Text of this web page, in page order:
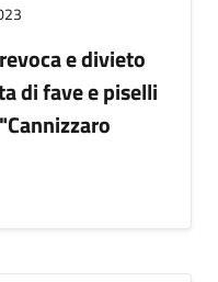
e divieto
di fave e piselli